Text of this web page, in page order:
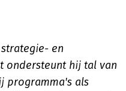
en
ondersteunt hij tal van
programma's als